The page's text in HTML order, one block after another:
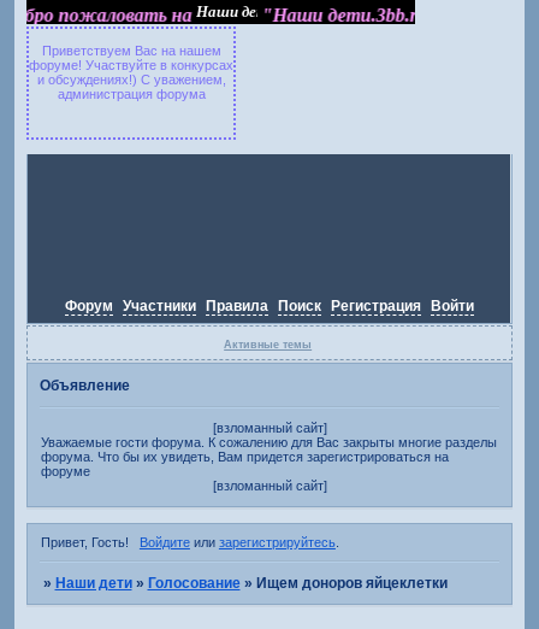
Добро пожаловать на
Добро пожаловать на "Наши дети.3bb.ru""Наши дети.3bb.ru"
Приветствуем Вас на нашем
форуме! Участвуйте в конкурсах
и обсуждениях!) С уважением,
администрация форума
Форум Участники Правила Поиск Регистрация Войти
Активные темы
Объявление
[взломанный сайт]
Уважаемые гости форума. К сожалению для Вас закрыты многие разделы
форума. Что бы их увидеть, Вам придется зарегистрироваться на
форуме
[взломанный сайт]
Привет, Гость! Войдитеили зарегистрируйтесь.
» Наши дети » Голосование » Ищем доноров яйцеклетки